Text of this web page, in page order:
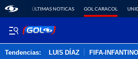
ÚLTIMAS NOTICAS GOL CARACOL
Tendencias: LUIS DÍAZ FIFA-INFANTINO